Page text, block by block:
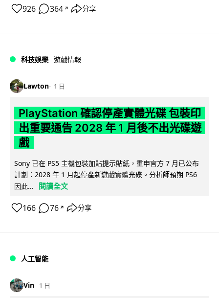
926 364 ↗ 分享
科技娛樂 遊戲情報
Lawton 1 日
PlayStation 確認停產實體光碟 包裝印
出重要通告 2028 年 1 月後不出光碟遊
戲
Sony 已在 PS5 主機包裝加貼提示貼紙，重申官方 7 月已公布
計劃：2028 年 1 月起停產新遊戲實體光碟。分析師預期 PS6
因此...
閱讀全文
166 76 ↗ 分享
人工智能
Vin 1 日